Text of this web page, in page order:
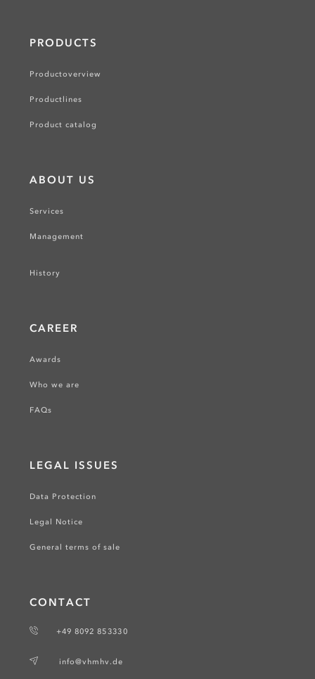
PRODUCTS
Productoverview
Productlines
Product catalog
ABOUT US
Services
Management
History
CAREER
Awards
Who we are
FAQs
LEGAL ISSUES
Data Protection
Legal Notice
General terms of sale
CONTACT
+49 8092 853330
info@vhmhv.de